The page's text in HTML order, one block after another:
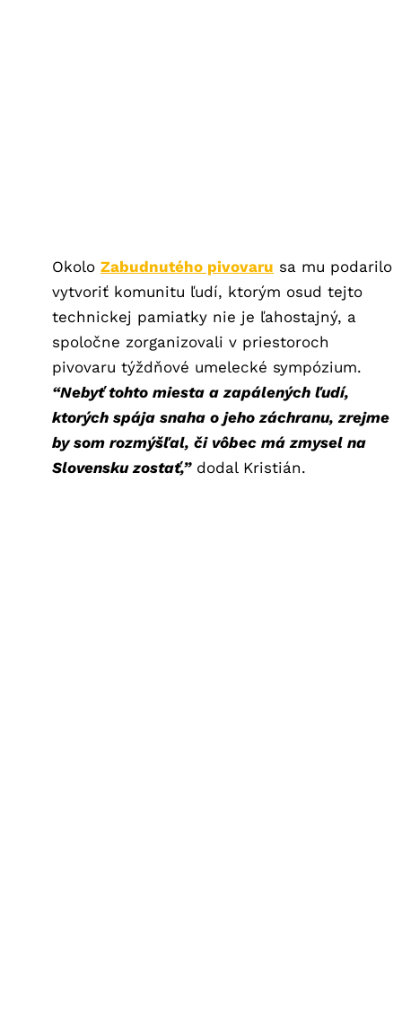
Okolo Zabudnutého pivovaru sa mu podarilo
vytvoriť komunitu ľudí, ktorým osud tejto
technickej pamiatky nie je ľahostajný, a
spoločne zorganizovali v priestoroch
pivovaru týždňové umelecké sympózium.
“Nebyť tohto miesta a zapálených ľudí,
ktorých spája snaha o jeho záchranu, zrejme
by som rozmýšľal, či vôbec má zmysel na
Slovensku zostať,”dodal Kristián.